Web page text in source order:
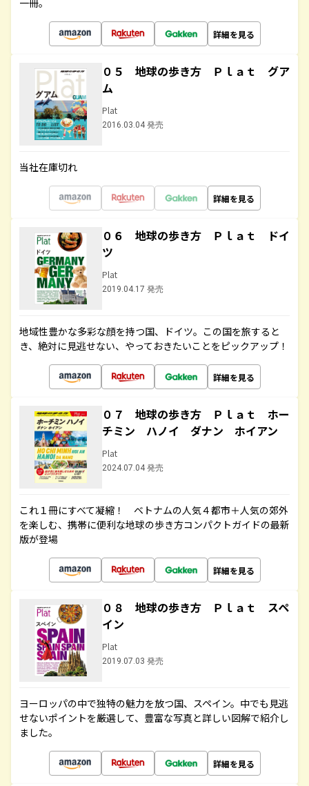
一冊。
詳細を見る
０５ 地球の歩き方 Ｐｌａｔ グア
ム
Plat
2016.03.04 発売
当社在庫切れ
詳細を見る
０６ 地球の歩き方 Ｐｌａｔ ドイ
ツ
Plat
2019.04.17 発売
地域性豊かな多彩な顔を持つ国、ドイツ。この国を旅すると
き、絶対に見逃せない、やっておきたいことをピックアップ！
詳細を見る
０７ 地球の歩き方 Ｐｌａｔ ホー
チミン ハノイ ダナン ホイアン
Plat
2024.07.04 発売
これ１冊にすべて凝縮！ ベトナムの人気４都市＋人気の郊外
を楽しむ、携帯に便利な地球の歩き方コンパクトガイドの最新
版が登場
詳細を見る
０８ 地球の歩き方 Ｐｌａｔ スペ
イン
Plat
2019.07.03 発売
ヨーロッパの中で独特の魅力を放つ国、スペイン。中でも見逃
せないポイントを厳選して、豊富な写真と詳しい図解で紹介し
ました。
詳細を見る